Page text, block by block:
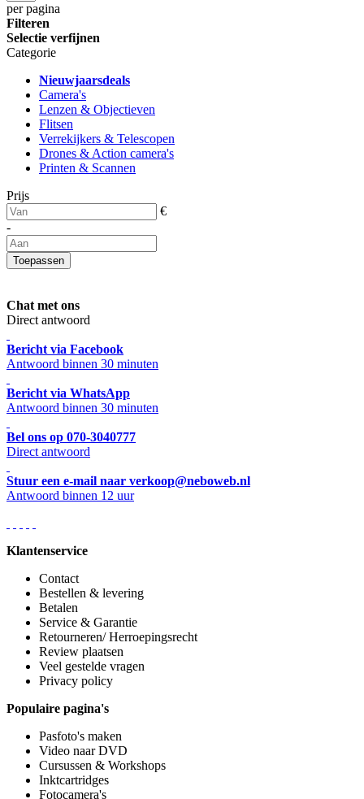
per pagina
Filteren
Selectie verfijnen
Categorie
Nieuwjaarsdeals
Camera's
Lenzen & Objectieven
Flitsen
Verrekijkers & Telescopen
Drones & Action camera's
Printen & Scannen
Prijs
€
-
Toepassen
Chat met ons
Direct antwoord
Bericht via Facebook
Antwoord binnen 30 minuten
Bericht via WhatsApp
Antwoord binnen 30 minuten
Bel ons op 070-3040777
Direct antwoord
Stuur een e-mail naar verkoop@neboweb.nl
Antwoord binnen 12 uur
Klantenservice
Contact
Bestellen & levering
Betalen
Service & Garantie
Retourneren/ Herroepingsrecht
Review plaatsen
Veel gestelde vragen
Privacy policy
Populaire pagina's
Pasfoto's maken
Video naar DVD
Cursussen & Workshops
Inktcartridges
Fotocamera's